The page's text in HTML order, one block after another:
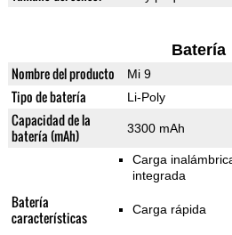
Batería
Nombre del producto Mi 9
Tipo de batería Li-Poly
Capacidad de la
batería (mAh)
3300 mAh
Batería
características
Carga
integrada
Carga rápida